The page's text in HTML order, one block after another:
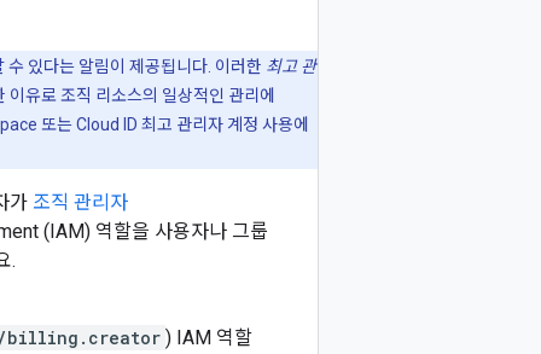
있다는 알림이 제공됩니다. 이러한 최고 관
유로 조직 리소스의 일상적인 관리에
또는 Cloud ID 최고 관리자 계정 사용에
가 조직 관리자
(IAM) 역할을 사용자나 그룹
.
billing.creator ) IAM 역할